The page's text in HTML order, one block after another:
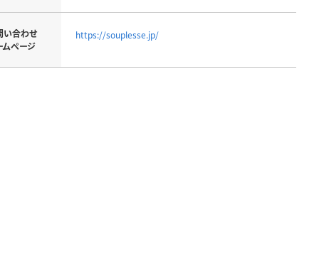
い合わせ
ムページ
https://souplesse.jp/